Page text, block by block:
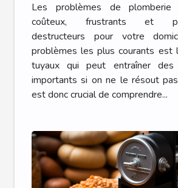
Les problèmes de plomberie
coûteux, frustrants et
destructeurs pour votre
problèmes les plus courants est
tuyaux qui peut entraîner des
importants si on ne le résout
est donc crucial de comprendre...